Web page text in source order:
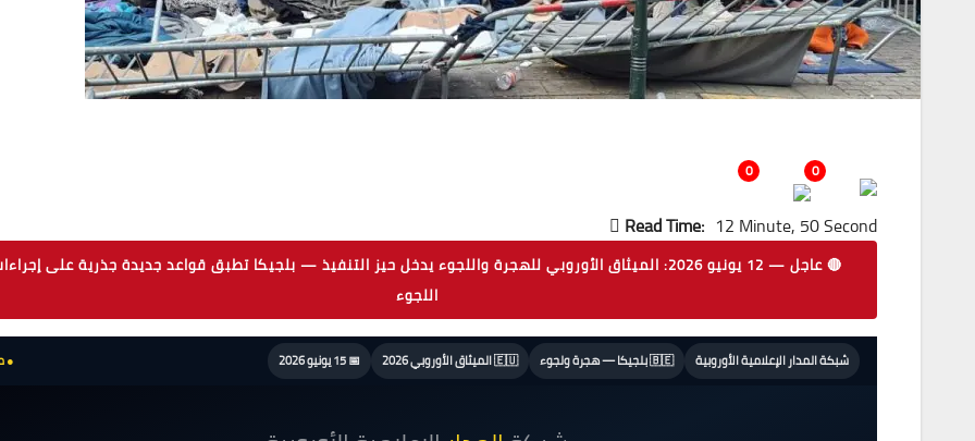
0
0
Read Time: 12 Minute, 50 Second
🔴 عاجل — 12 يونيو 2026: الميثاق الأوروبي للهجرة واللجوء يدخل حيز التنفيذ — بلجيكا تطبق قواعد جديدة جذرية على
اللجوء
شبكة المدار الإعلامية الأوروبية 🇧🇪 بلجيكا — هجرة ولجوء 🇪🇺 الميثاق الأوروبي 2026 📅 15 يونيو 2026 ●